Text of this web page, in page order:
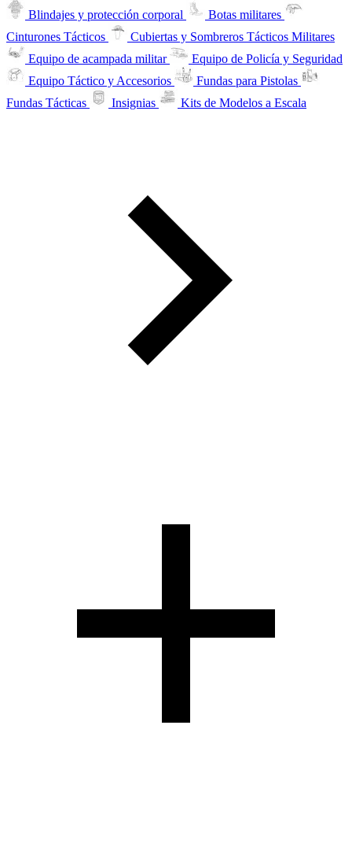
Blindajes y protección corporal
Botas militares
Cinturones Tácticos
Cubiertas y Sombreros Tácticos Militares
Equipo de acampada militar
Equipo de Policía y Seguridad
Equipo Táctico y Accesorios
Fundas para Pistolas
Fundas Tácticas
Insignias Kits de Modelos a Escala